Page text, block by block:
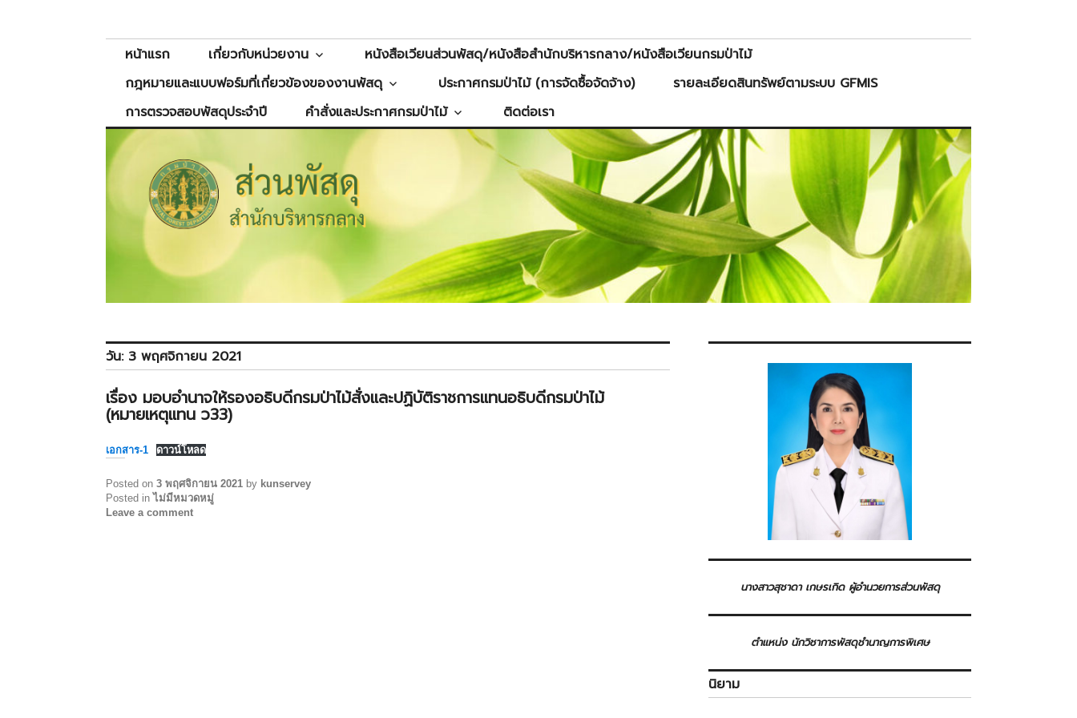
content
ส่วนพัสดุ
หน้าแรก เกี่ยวกับหน่วยงาน
หนังสือเวียนส่วนพัสดุ/หนังสือสำนักบริหารกลาง/หนังสือเวียนกรมป่าไม้
กฎหมายและแบบฟอร์มที่เกี่ยวข้องของงานพัสดุ
ประกาศกรมป่าไม้ (การจัดซื้อจัดจ้าง)
รายละเอียดสินทรัพย์ตามระบบ GFMIS
การตรวจสอบพัสดุประจำปี
คำสั่งและประกาศกรมป่าไม้ ติดต่อเรา
วัน: 3 พฤศจิกายน 2021
เรื่อง มอบอำนาจให้รองอธิบดีกรมป่าไม้สั่งและปฏิบัติราชการแทนอธิบดีกรมป่าไม้
(หมายเหตุแทน ว33)
เอกสาร-1 ดาวน์โหลด
Posted on 3 พฤศจิกายน 2021 by kunservey
Posted in ไม่มีหมวดหมู่
Leave a comment
นางสาวสุชาดา เกษรเกิด ผู้อำนวยการส่วนพัสดุ
ตำแหน่ง นักวิชาการพัสดุชำนาญการพิเศษ
นิยาม